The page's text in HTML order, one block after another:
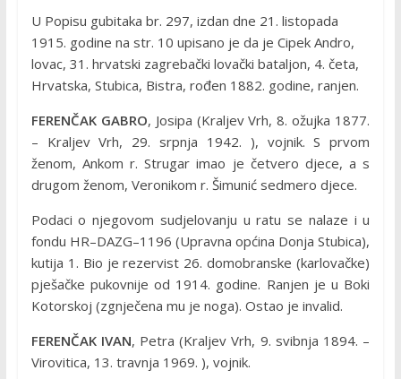
U Popisu gubitaka br. 297, izdan dne 21. listopada
1915. godine na str. 10 upisano je da je Cipek Andro,
lovac, 31. hrvatski zagrebački lovački bataljon, 4. četa,
Hrvatska, Stubica, Bistra, rođen 1882. godine, ranjen.
FERENČAK GABRO, Josipa (Kraljev Vrh, 8. ožujka 1877.
– Kraljev Vrh, 29. srpnja 1942. ), vojnik. S prvom
ženom, Ankom r. Strugar imao je četvero djece, a s
drugom ženom, Veronikom r. Šimunić sedmero djece.
Podaci o njegovom sudjelovanju u ratu se nalaze i u
fondu HR–DAZG–1196 (Upravna općina Donja Stubica),
kutija 1. Bio je rezervist 26. domobranske (karlovačke)
pješačke pukovnije od 1914. godine. Ranjen je u Boki
Kotorskoj (zgnječena mu je noga). Ostao je invalid.
FERENČAK IVAN, Petra (Kraljev Vrh, 9. svibnja 1894. –
Virovitica, 13. travnja 1969. ), vojnik.